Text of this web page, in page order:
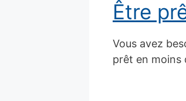
Être
Vous avez
prêt en moins